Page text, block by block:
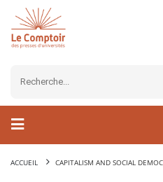
ACCUEIL CAPITALISM AND SOCIAL